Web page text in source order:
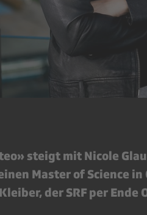
steigt mit Nicole
Master of Science
der SRF per